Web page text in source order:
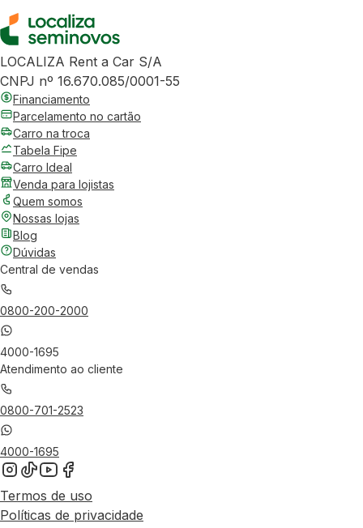
LOCALIZA Rent a Car S/A
CNPJ nº 16.670.085/0001-55
Financiamento
Parcelamento no cartão
Carro na troca
Tabela Fipe
Carro Ideal
Venda para lojistas
Quem somos
Nossas lojas
Blog
Dúvidas
Central de vendas
0800-200-2000
4000-1695
Atendimento ao cliente
0800-701-2523
4000-1695
Termos de uso
Políticas de privacidade